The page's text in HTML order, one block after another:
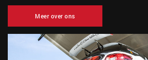
Meer over ons